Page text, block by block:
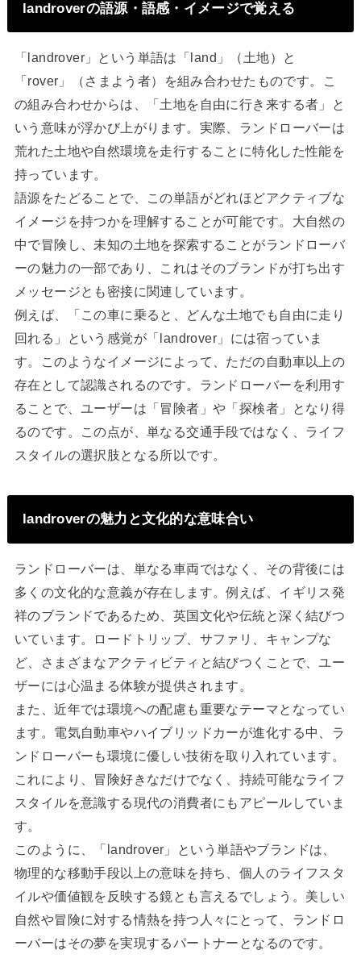
landroverの語源・語感・イメージで覚える
「landrover」という単語は「land」（土地）と
「rover」（さまよう者）を組み合わせたものです。こ
の組み合わせからは、「土地を自由に行き来する者」と
いう意味が浮かび上がります。実際、ランドローバーは
荒れた土地や自然環境を走行することに特化した性能を
持っています。
語源をたどることで、この単語がどれほどアクティブな
イメージを持つかを理解することが可能です。大自然の
中で冒険し、未知の土地を探索することがランドローバ
ーの魅力の一部であり、これはそのブランドが打ち出す
メッセージとも密接に関連しています。
例えば、「この車に乗ると、どんな土地でも自由に走り
回れる」という感覚が「landrover」には宿っていま
す。このようなイメージによって、ただの自動車以上の
存在として認識されるのです。ランドローバーを利用す
ることで、ユーザーは「冒険者」や「探検者」となり得
るのです。この点が、単なる交通手段ではなく、ライフ
スタイルの選択肢となる所以です。
landroverの魅力と文化的な意味合い
ランドローバーは、単なる車両ではなく、その背後には
多くの文化的な意義が存在します。例えば、イギリス発
祥のブランドであるため、英国文化や伝統と深く結びつ
いています。ロードトリップ、サファリ、キャンプな
ど、さまざまなアクティビティと結びつくことで、ユー
ザーには心温まる体験が提供されます。
また、近年では環境への配慮も重要なテーマとなってい
ます。電気自動車やハイブリッドカーが進化する中、ラ
ンドローバーも環境に優しい技術を取り入れています。
これにより、冒険好きなだけでなく、持続可能なライフ
スタイルを意識する現代の消費者にもアピールしていま
す。
このように、「landrover」という単語やブランドは、
物理的な移動手段以上の意味を持ち、個人のライフスタ
イルや価値観を反映する鏡とも言えるでしょう。美しい
自然や冒険に対する情熱を持つ人々にとって、ランドロ
ーバーはその夢を実現するパートナーとなるのです。